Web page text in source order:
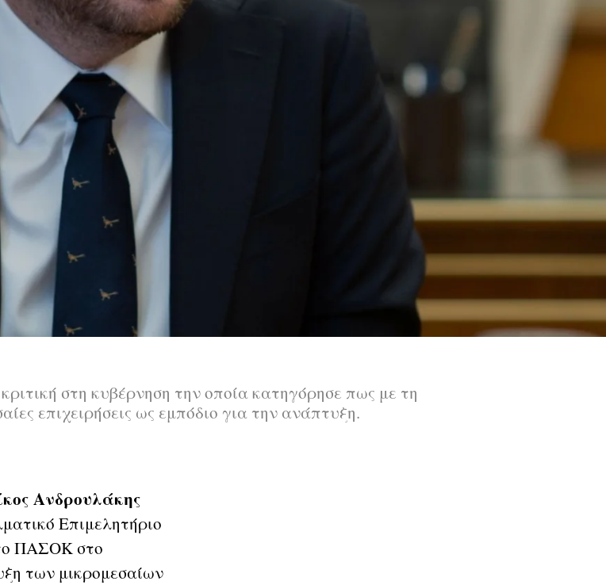
στη κυβέρνηση την οποία κατηγόρησε πως με τη
επιχειρήσεις ως εμπόδιο για την ανάπτυξη.
Ανδρουλάκης
Επιμελητήριο
ΠΑΣΟΚ στο
των μικρομεσαίων